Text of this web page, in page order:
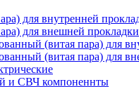
для внутренней
для внешней прокладки
(витая пара) для
(витая пара) для
и СВЧ компоненнты